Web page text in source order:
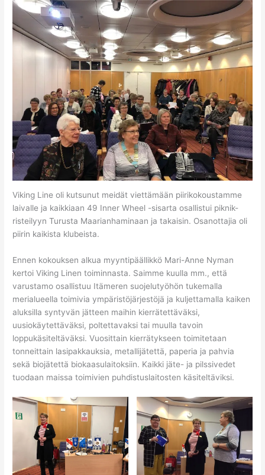
Viking Line oli kutsunut meidät viettämään piirikokoustamme
laivalle ja kaikkiaan 49 Inner Wheel -sisarta osallistui piknik-
risteilyyn Turusta Maarianhaminaan ja takaisin. Osanottajia oli
piirin kaikista klubeista.
Ennen kokouksen alkua myyntipäällikkö Mari-Anne Nyman
kertoi Viking Linen toiminnasta. Saimme kuulla mm., että
varustamo osallistuu Itämeren suojelutyöhön tukemalla
merialueella toimivia ympäristöjärjestöjä ja kuljettamalla kaiken
aluksilla syntyvän jätteen maihin kierrätettäväksi,
uusiokäytettäväksi, poltettavaksi tai muulla tavoin
loppukäsiteltäväksi. Vuosittain kierrätykseen toimitetaan
tonneittain lasipakkauksia, metallijätettä, paperia ja pahvia
sekä biojätettä biokaasulaitoksiin. Kaikki jäte- ja pilssivedet
tuodaan maissa toimivien puhdistuslaitosten käsiteltäviksi.